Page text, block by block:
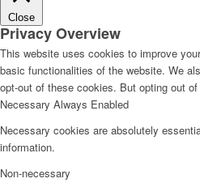
Close
Privacy Overview
This website uses cookies to improve
basic functionalities of the website. We
opt-out of these cookies. But opting out
Necessary Always Enabled
Necessary cookies are absolutely
information.
Non-necessary